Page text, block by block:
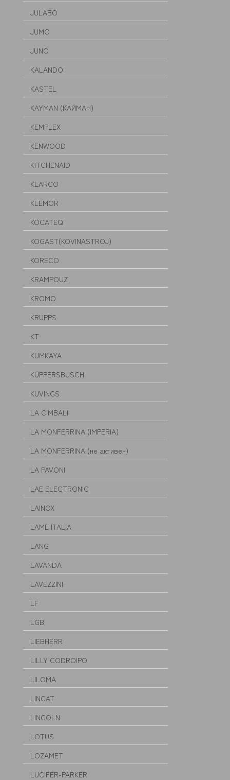
JULABO
JUMO
JUNO
KALANDO
KASTEL
KAYMAN (КАЙМАН)
KEMPLEX
KENWOOD
KITCHENAID
KLARCO
KLEMOR
KOCATEQ
KOGAST(KOVINASTROJ)
KORECO
KRAMPOUZ
KROMO
KRUPPS
KT
KUMKAYA
KÜPPERSBUSCH
KUVINGS
LA CIMBALI
LA MONFERRINA (IMPERIA)
LA MONFERRINA (не активен)
LA PAVONI
LAE ELECTRONIC
LAINOX
LAME ITALIA
LANG
LAVANDA
LAVEZZINI
LF
LGB
LIEBHERR
LILLY CODROIPO
LILOMA
LINCAT
LINCOLN
LOTUS
LOZAMET
LUCIFER-PARKER